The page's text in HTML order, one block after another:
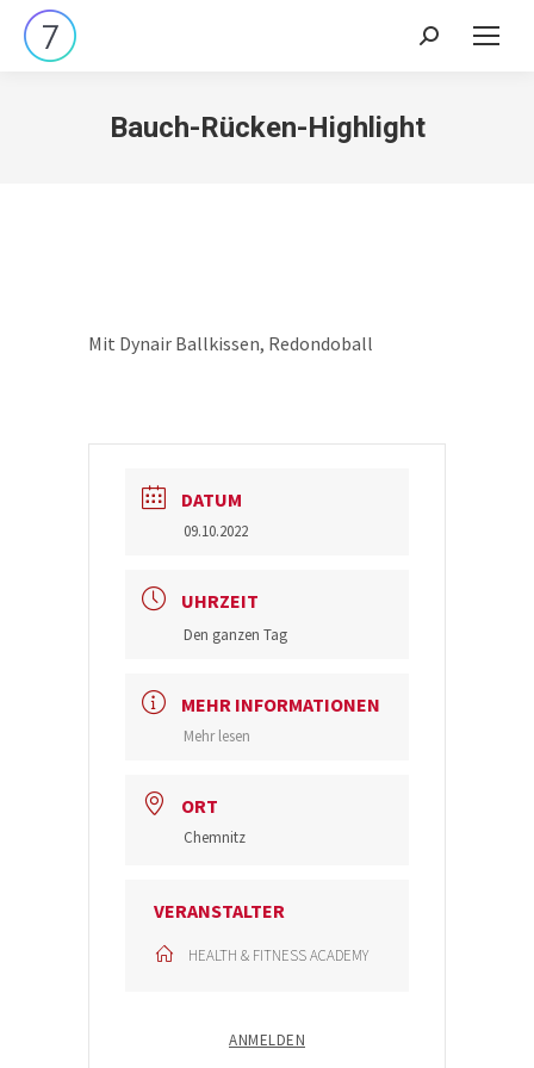
Search:
Bauch-Rücken-Highlight
Mit Dynair Ballkissen, Redondoball
DATUM
09.10.2022
UHRZEIT
Den ganzen Tag
MEHR INFORMATIONEN
Mehr lesen
ORT
Chemnitz
VERANSTALTER
HEALTH & FITNESS ACADEMY
ANMELDEN